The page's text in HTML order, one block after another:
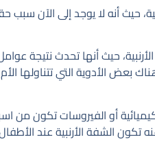
حيث أنه لا يوجد إلى الآن سبب
حيث أنها تحدث نتيجة
التي تتناولها الأم
أو الفيروسات تكون
الشفة الأرنبية عند